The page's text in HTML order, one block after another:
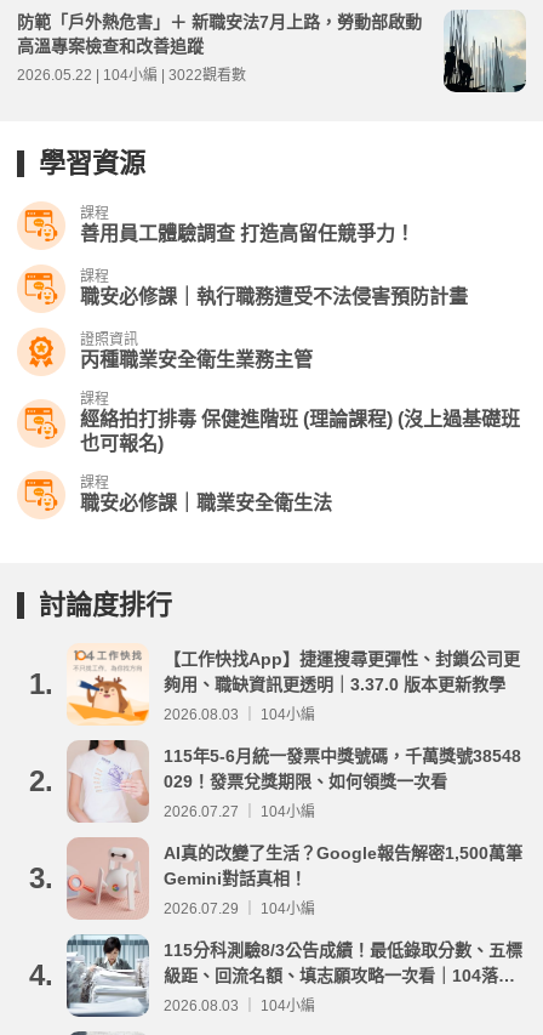
防範「戶外熱危害」＋ 新職安法7月上路，勞動部啟動
高溫專案檢查和改善追蹤
2026.05.22 | 104小編 | 3022觀看數
學習資源
課程
善用員工體驗調查 打造高留任競爭力！
課程
職安必修課｜執行職務遭受不法侵害預防計畫
證照資訊
丙種職業安全衛生業務主管
課程
經絡拍打排毒 保健進階班 (理論課程) (沒上過基礎班
也可報名)
課程
職安必修課｜職業安全衛生法
討論度排行
1.
【工作快找App】捷運搜尋更彈性、封鎖公司更
夠用、職缺資訊更透明｜3.37.0 版本更新教學
2026.08.03 ｜ 104小編
2.
115年5-6月統一發票中獎號碼，千萬獎號38548
029！發票兌獎期限、如何領獎一次看
2026.07.27 ｜ 104小編
3.
AI真的改變了生活？Google報告解密1,500萬筆
Gemini對話真相！
2026.07.29 ｜ 104小編
4.
115分科測驗8/3公告成績！最低錄取分數、五標
級距、回流名額、填志願攻略一次看｜104落點
分析
2026.08.03 ｜ 104小編